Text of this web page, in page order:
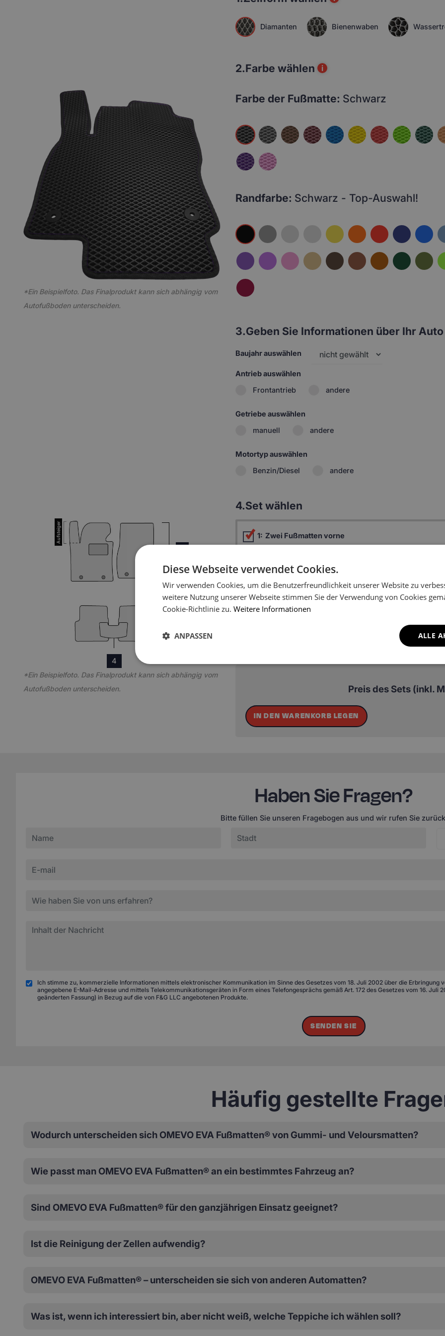
*Ein Beispielfoto. Das Finalprodukt kann sich abhängig vom
Autofußboden unterscheiden.
Diamanten Bienenwaben
2.Farbe wählen i
Farbe der Fußmatte: Schwarz
Randfarbe: Schwarz - Top-Auswahl!
3.Geben Sie Informationen über Ihr
Baujahr auswählen
Antrieb auswählen
Frontantrieb
andere
Getriebe auswählen
manuell
andere
Motortyp auswählen
Benzin/Diesel
andere
4
*Ein Beispielfoto. Das Finalprodukt kann sich abhängig vom
Autofußboden unterscheiden.
4.Set wählen
1: Zwei Fußmatten vorne
Fahrermatte (mit Aufsteiger) +
Beifahrermatte
3: Zwei hintere Fußmatten 46.99
Preis des Sets (inkl.
IN DEN WARENKORB LEGEN
Haben Sie Fragen?
Bitte füllen Sie unseren Fragebogen aus und wir rufen Sie
Ich stimme zu, kommerzielle Informationen mittels elektronischer Kommunikation im Sinne des Gesetzes vom 18. Juli 2002 über die Erbringung
angegebene E-Mail-Adresse und mittels Telekommunikationsgeräten in Form eines Telefongesprächs gemäß Art. 172 des Gesetzes vom 16. Juli
geänderten Fassung) in Bezug auf die von F&G LLC angebotenen Produkte.
SENDEN SIE
Häufig gestellte
Wodurch unterscheiden sich OMEVO EVA Fußmatten® von Gummi- und Veloursmatten?
Wie passt man OMEVO EVA Fußmatten® an ein bestimmtes Fahrzeug an?
Sind OMEVO EVA Fußmatten® für den ganzjährigen Einsatz geeignet?
Ist die Reinigung der Zellen aufwendig?
OMEVO EVA Fußmatten® – unterscheiden sie sich von anderen Automatten?
Was ist, wenn ich interessiert bin, aber nicht weiß, welche Teppiche ich wählen soll?
Diese Webseite verwendet Cookies.
Wir verwenden Cookies, um die Benutzerfreundlichkeit unserer Website zu
weitere Nutzung unserer Webseite stimmen Sie der Verwendung von Cookies
Cookie-Richtlinie zu. Weitere Informationen
ALLE
ANPASSEN